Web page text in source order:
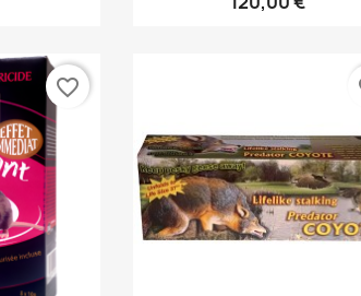
favorite_border